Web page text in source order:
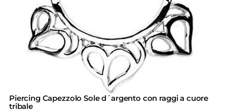
Piercing Capezzolo Sole d´argento con raggi a cuore
tribale